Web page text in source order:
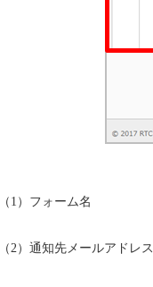
（1）フォーム名
（2）通知先メールアドレス